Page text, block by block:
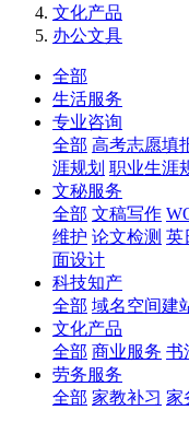
文化产品
办公文具
全部
生活服务
专业咨询
全部 高考志愿填
涯规划 职业生涯
文秘服务
全部 文稿写作
维护 论文检测 英
面设计
科技知产
全部 域名空间建
文化产品
全部 商业服务 书
劳务服务
全部 家教补习 家